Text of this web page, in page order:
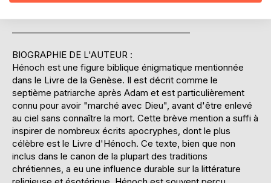
textes sacrés oubliés.
BIOGRAPHIE DE L'AUTEUR :
Hénoch est une figure biblique énigmatique mentionnée
dans le Livre de la Genèse. Il est décrit comme le
septième patriarche après Adam et est particulièrement
connu pour avoir "marché avec Dieu", avant d'être enlevé
au ciel sans connaître la mort. Cette brève mention a suffi à
inspirer de nombreux écrits apocryphes, dont le plus
célèbre est le Livre d'Hénoch. Ce texte, bien que non
inclus dans le canon de la plupart des traditions
chrétiennes, a eu une influence durable sur la littérature